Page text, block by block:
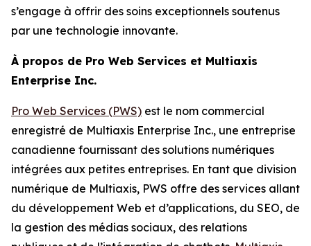
s’engage à offrir des soins exceptionnels soutenus
par une technologie innovante.
À propos de Pro Web Services et Multiaxis
Enterprise Inc.
Pro Web Services (PWS) est le nom commercial
enregistré de Multiaxis Enterprise Inc., une entreprise
canadienne fournissant des solutions numériques
intégrées aux petites entreprises. En tant que division
numérique de Multiaxis, PWS offre des services allant
du développement Web et d’applications, du SEO, de
la gestion des médias sociaux, des relations